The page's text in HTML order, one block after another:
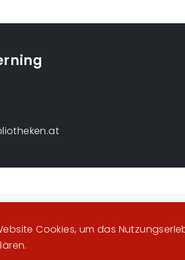
Cookies, um das